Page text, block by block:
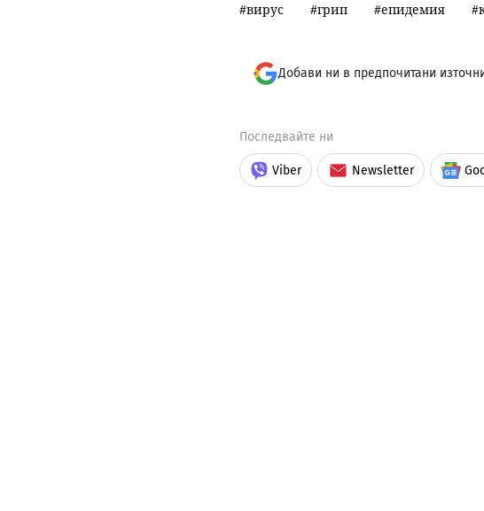
вирус грип епидемия
Добави ни в предпочитани
Последвайте ни
Viber Newsletter